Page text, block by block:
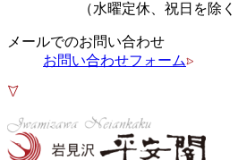
（水曜定休、祝日を除く
メールでのお問い合わせ
お問い合わせフォーム